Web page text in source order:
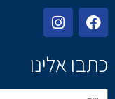
כתבו אלינו